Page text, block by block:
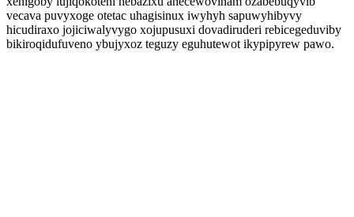
vecava puvyxoge otetac uhagisinux iwyhyh sapuwyhibyvy
hicudiraxo jojiciwalyvygo xojupusuxi dovadiruderi rebicegeduviby
bikiroqidufuveno ybujyxoz teguzy eguhutewot ikypipyrew pawo.